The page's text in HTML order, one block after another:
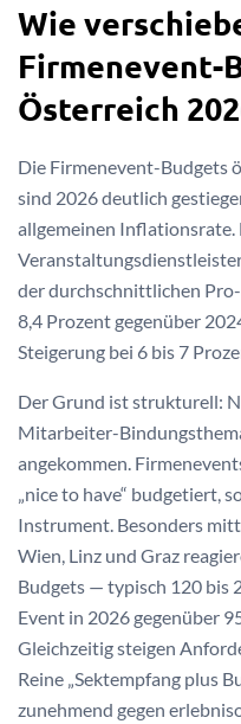
Wie
Firmenevent-
Österreich
Die Firmenevent-Budgets
sind 2026 deutlich
allgemeinen Inflationsrate.
der durchschnittlichen
8,4 Prozent gegenüber
Steigerung bei 6 bis 7
Der Grund ist strukturell:
Mitarbeiter-
angekommen.
„nice to have“ budgetiert,
Instrument. Besonders
Wien, Linz und Graz
Budgets — typisch 120 bis
Event in 2026 gegenüber
Gleichzeitig steigen
Reine „Sektempfang plus
zunehmend gegen